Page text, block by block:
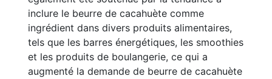
inclure le beurre de cacahuète comme
ingrédient dans divers produits alimentaires,
tels que les barres énergétiques, les smoothies
et les produits de boulangerie, ce qui a
augmenté la demande de beurre de cacahuète